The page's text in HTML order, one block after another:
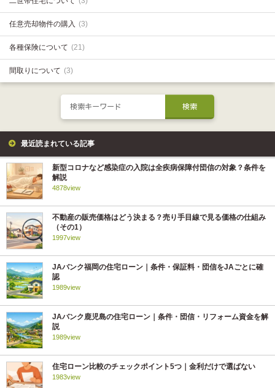
任意売却物件の購入 (3)
各種保険について (21)
間取りについて (3)
最近読まれている記事
新型コロナなど感染症の入院は全疾病保障付団信の対象？条件を
解説
4878view
不動産の販売価格はどう決まる？売り手目線で見る価格の仕組み
（その1）
1997view
JAバンク福岡の住宅ローン｜条件・保証料・団信をJAごとに確
認
1989view
JAバンク鹿児島の住宅ローン｜条件・団信・リフォーム資金を解
説
1989view
住宅ローン比較のチェックポイント5つ｜金利だけで選ばない
1983view